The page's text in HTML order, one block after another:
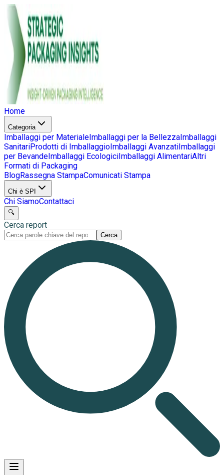
Home
Categoria
Imballaggi per MaterialeImballaggi per la BellezzaImballaggi
SanitariProdotti di ImballaggioImballaggi AvanzatiImballaggi
per BevandeImballaggi EcologiciImballaggi AlimentariAltri
Formati di Packaging
BlogRassegna StampaComunicati Stampa
Chi è SPI
Chi SiamoContattaci
🔍
Cerca report
Cerca